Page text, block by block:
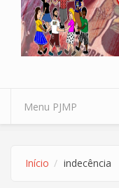
Início indecência